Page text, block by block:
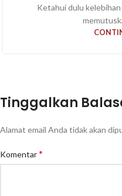
Ketahui dulu
Tinggalkan
Alamat email Anda tidak akan
Komentar*